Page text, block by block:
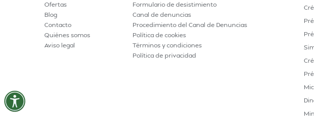
Ofertas
Blog
Contacto
Quiénes somos
Aviso legal
Formulario de desistimiento
Canal de denuncias
Procedimiento del Canal de Denuncias
Política de cookies
Términos y condiciones
Política de privacidad